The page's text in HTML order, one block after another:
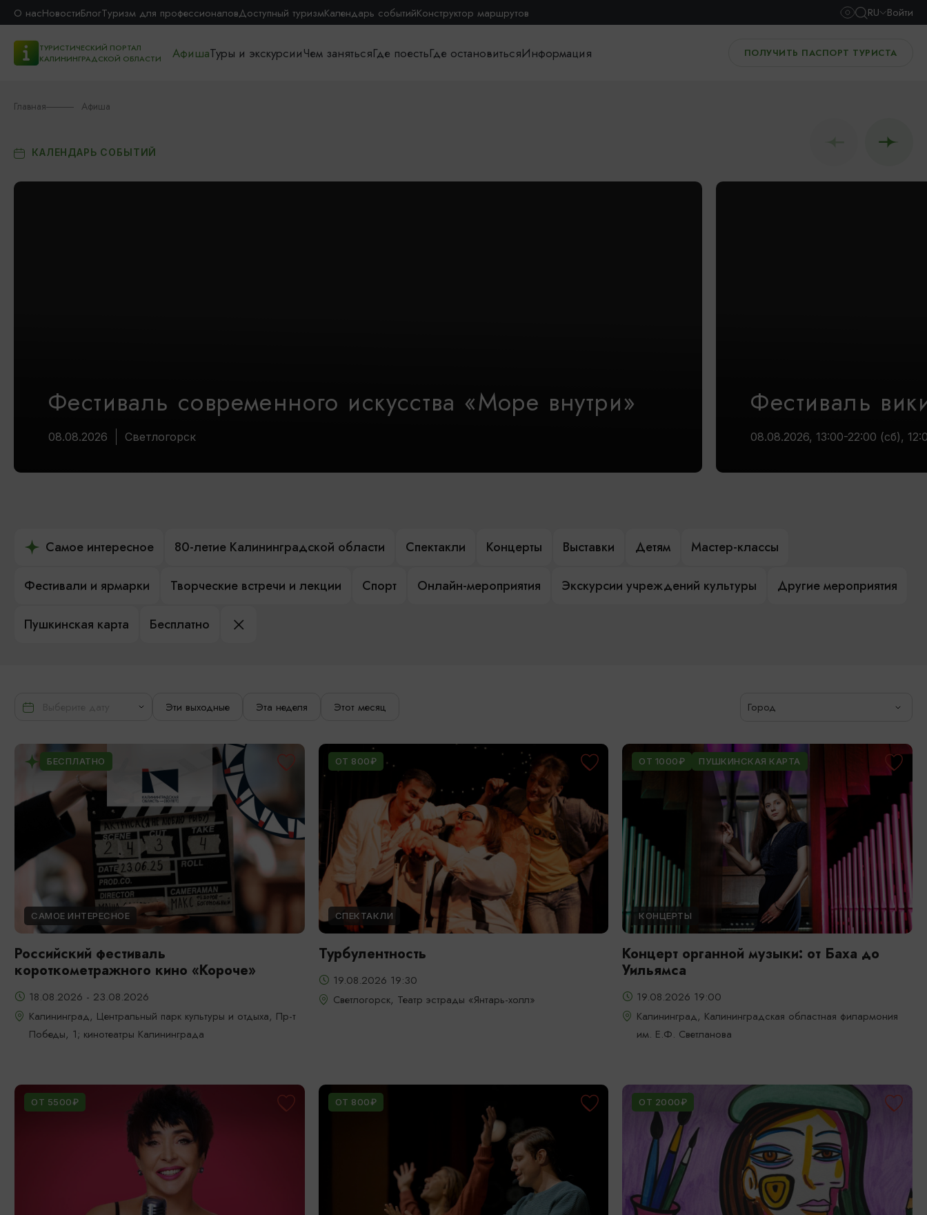
О насНовостиБлогТуризм для профессионаловДоступный туризмКалендарь событийКонструктор маршрутов RU Войти
ТУРИСТИЧЕСКИЙ ПОРТАЛ
КАЛИНИНГРАДСКОЙ ОБЛАСТИ
АфишаТуры и экскурсииЧем занятьсяГде поестьГде остановитьсяИнформация ПОЛУЧИТЬ ПАСПОРТ ТУРИСТА
Главная Афиша
КАЛЕНДАРЬ СОБЫТИЙ
Фестиваль современного искусства «Море внутри»
08.08.2026 Светлогорск
Фестиваль
08.08.2026, 13:00-22:00 (сб),
Самое интересное 80-летие Калининградской области Спектакли Концерты Выставки Детям Мастер-классы
Фестивали и ярмарки Творческие встречи и лекции Спорт Онлайн-мероприятия Экскурсии учреждений культуры Другие мероприятия
Пушкинская карта Бесплатно
Эти выходные Эта неделя Этот месяц Город
БЕСПЛАТНО
САМОЕ ИНТЕРЕСНОЕ
Российский фестиваль
короткометражного кино «Короче»
18.08.2026 - 23.08.2026
Калининград, Центральный парк культуры и отдыха, Пр-т
Победы, 1; кинотеатры Калининграда
ОТ 800₽
СПЕКТАКЛИ
Турбулентность
19.08.2026 19:30
Светлогорск, Театр эстрады «Янтарь-холл»
ОТ 1000₽ ПУШКИНСКАЯ КАРТА
КОНЦЕРТЫ
Концерт органной музыки: от Баха до
Уильямса
19.08.2026 19:00
Калининград, Калининградская областная филармония
им. Е.Ф. Светланова
ОТ 5500₽ ОТ 800₽ ОТ 2000₽